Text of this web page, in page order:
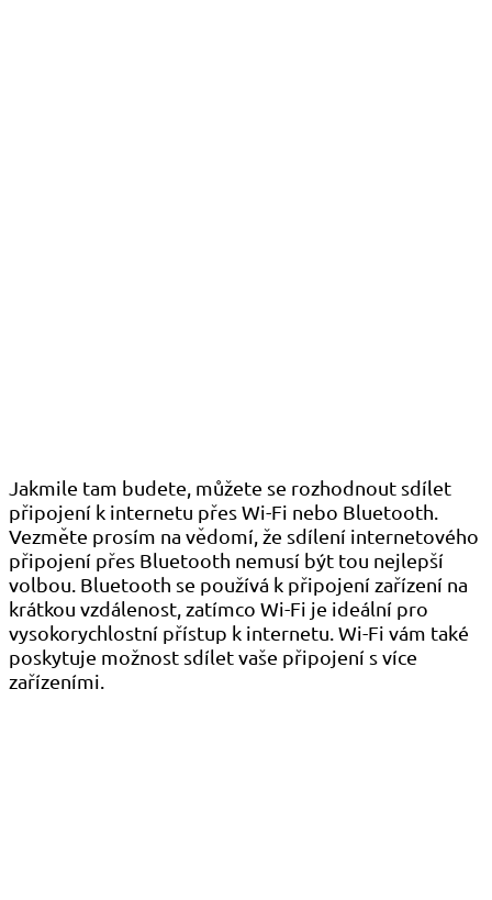
Jakmile tam budete, můžete se rozhodnout sdílet
připojení k internetu přes Wi-Fi nebo Bluetooth.
Vezměte prosím na vědomí, že sdílení internetového
připojení přes Bluetooth nemusí být tou nejlepší
volbou. Bluetooth se používá k připojení zařízení na
krátkou vzdálenost, zatímco Wi-Fi je ideální pro
vysokorychlostní přístup k internetu. Wi-Fi vám také
poskytuje možnost sdílet vaše připojení s více
zařízeními.